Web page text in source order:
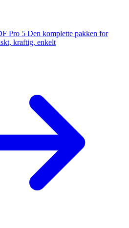
Pro 5 Den komplette pakken for
kraftig, enkelt